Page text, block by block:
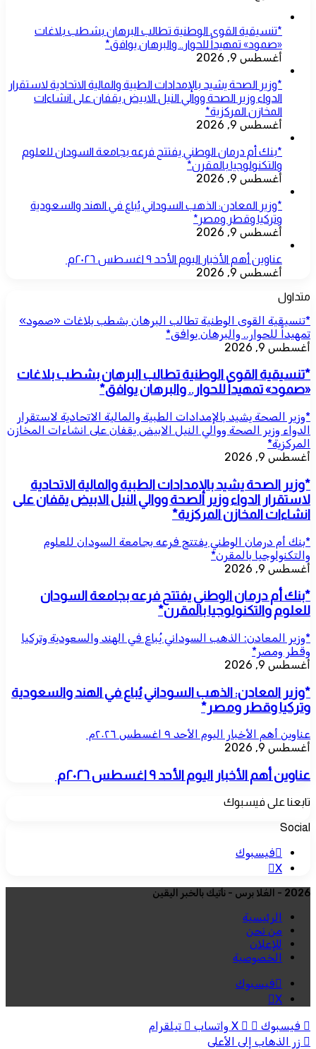
*تنسيقية القوى الوطنية تطالب البرهان بشطب بلاغات
«صمود» تمهيداً للحوار.. والبرهان يوافق*
أغسطس 9, 2026
*وزير الصحة يشيد بالإمدادات الطبية والمالية الاتحادية لاستقرار
الدواء وزير الصحة ووالي النيل الابيض يقفان على انشاءات
المخازن المركزية*
أغسطس 9, 2026
*بنك أم درمان الوطني يفتتح فرعه بجامعة السودان للعلوم
والتكنولوجيا بالمقرن*
أغسطس 9, 2026
*وزير المعادن: الذهب السوداني يُباع في الهند والسعودية
وتركيا وقطر ومصر*
أغسطس 9, 2026
عناوين أهم الأخبار اليوم الأحد ٩ اغسطس ٢٠٢٦م ​
أغسطس 9, 2026
متداول
*تنسيقية القوى الوطنية تطالب البرهان بشطب بلاغات «صمود»
تمهيداً للحوار.. والبرهان يوافق*
أغسطس 9, 2026
*تنسيقية القوى الوطنية تطالب البرهان بشطب بلاغات
«صمود» تمهيداً للحوار.. والبرهان يوافق*
*وزير الصحة يشيد بالإمدادات الطبية والمالية الاتحادية لاستقرار
الدواء وزير الصحة ووالي النيل الابيض يقفان على انشاءات المخازن
المركزية*
أغسطس 9, 2026
*وزير الصحة يشيد بالإمدادات الطبية والمالية الاتحادية
لاستقرار الدواء وزير الصحة ووالي النيل الابيض يقفان على
انشاءات المخازن المركزية*
*بنك أم درمان الوطني يفتتح فرعه بجامعة السودان للعلوم
والتكنولوجيا بالمقرن*
أغسطس 9, 2026
*بنك أم درمان الوطني يفتتح فرعه بجامعة السودان
للعلوم والتكنولوجيا بالمقرن*
*وزير المعادن: الذهب السوداني يُباع في الهند والسعودية وتركيا
وقطر ومصر*
أغسطس 9, 2026
*وزير المعادن: الذهب السوداني يُباع في الهند والسعودية
وتركيا وقطر ومصر*
عناوين أهم الأخبار اليوم الأحد ٩ اغسطس ٢٠٢٦م ​
أغسطس 9, 2026
عناوين أهم الأخبار اليوم الأحد ٩ اغسطس ٢٠٢٦م ​
تابعنا على فيسبوك
Social
فيسبوك
‫X
2026 - العُلا برس - نأتيك بالخبر اليقين
الرئيسية
من نحن
للإعلان
الخصوصية
فيسبوك
‫X
فيسبوك
‫X واتساب
تيلقرام
زر الذهاب إلى الأعلى